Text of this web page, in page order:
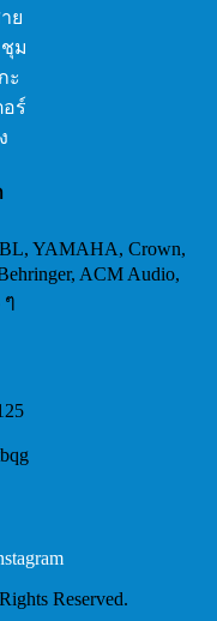
ย
ม
ะ
อร์
YAMAHA, Crown,
ACM Audio,
ๆ
Reserved.